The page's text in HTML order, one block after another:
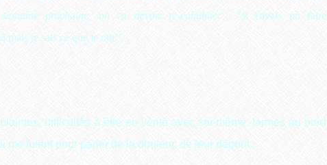
prochaine, on va devoir re-cohabiter",
"si j'avais pu faire
mais je sais ce que je rate"...
difficultés à être en vérité avec soi-même, larmes au bord
me fuient pour parler de la douleur, de leur dégout...